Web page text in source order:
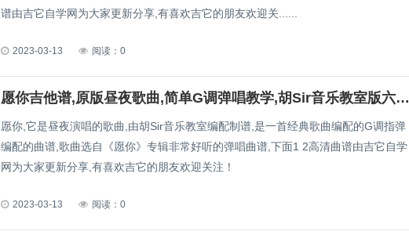
谱由吉它自学网为大家更新分享,有喜欢吉它的朋友欢迎关......
2023-03-13 阅读：0
愿你吉他谱,原版昼夜歌曲,简单G调弹唱教学,胡Sir音乐教室版六线指弹简谱图
愿你,它是昼夜演唱的歌曲,由胡Sir音乐教室编配制谱,是一首经典歌曲编配的G调指弹
编配的曲谱,歌曲选自《愿你》专辑非常好听的弹唱曲谱,下面1 2高清曲谱由吉它自学
网为大家更新分享,有喜欢吉它的朋友欢迎关注！
2023-03-13 阅读：0